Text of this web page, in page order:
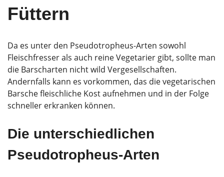
Füttern
Da es unter den Pseudotropheus-Arten sowohl
Fleischfresser als auch reine Vegetarier gibt, sollte man
die Barscharten nicht wild Vergesellschaften.
Andernfalls kann es vorkommen, das die vegetarischen
Barsche fleischliche Kost aufnehmen und in der Folge
schneller erkranken können.
Die unterschiedlichen
Pseudotropheus-Arten